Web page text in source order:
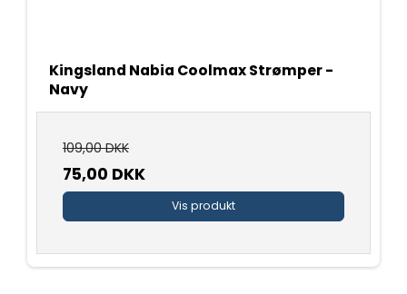
Kingsland Nabia Coolmax Strømper -
Navy
109,00 DKK
75,00 DKK
Vis produkt